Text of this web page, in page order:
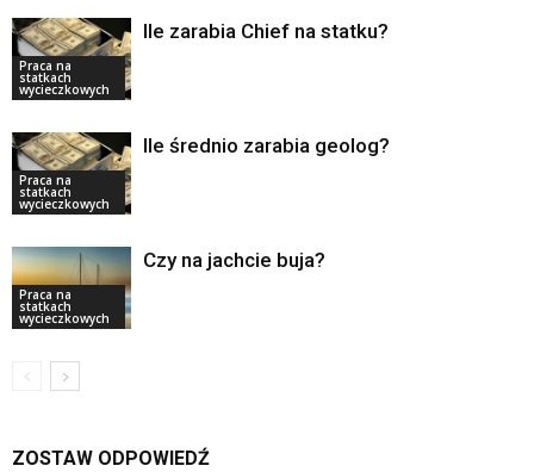
Praca na
statkach
wycieczkowych
Ile zarabia Chief na statku?
Praca na
statkach
wycieczkowych
Ile średnio zarabia geolog?
Praca na
statkach
wycieczkowych
Czy na jachcie buja?
ZOSTAW ODPOWIEDŹ